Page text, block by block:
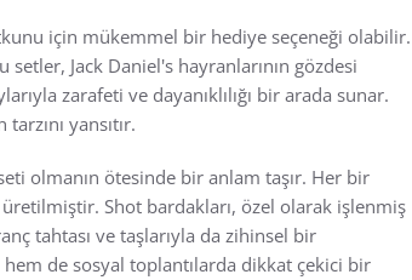
için mükemmel bir hediye seçeneği olabilir.
setler, Jack Daniel's hayranlarının gözdesi
zarafeti ve dayanıklılığı bir arada sunar.
yansıtır.
olmanın ötesinde bir anlam taşır. Her bir
Shot bardakları, özel olarak işlenmiş
tahtası ve taşlarıyla da zihinsel bir
de sosyal toplantılarda dikkat çekici bir